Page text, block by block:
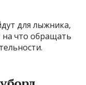
для лыжника,
на что обращать